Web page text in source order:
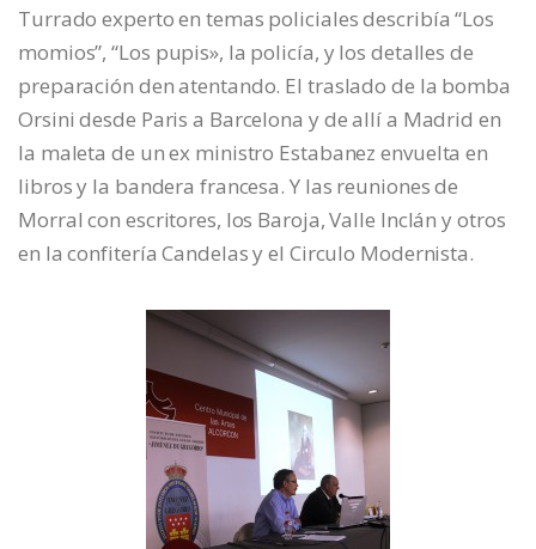
Turrado experto en temas policiales describía “Los
momios”, “Los pupis», la policía, y los detalles de
preparación den atentando. El traslado de la bomba
Orsini desde Paris a Barcelona y de allí a Madrid en
la maleta de un ex ministro Estabanez envuelta en
libros y la bandera francesa. Y las reuniones de
Morral con escritores, los Baroja, Valle Inclán y otros
en la confitería Candelas y el Circulo Modernista.